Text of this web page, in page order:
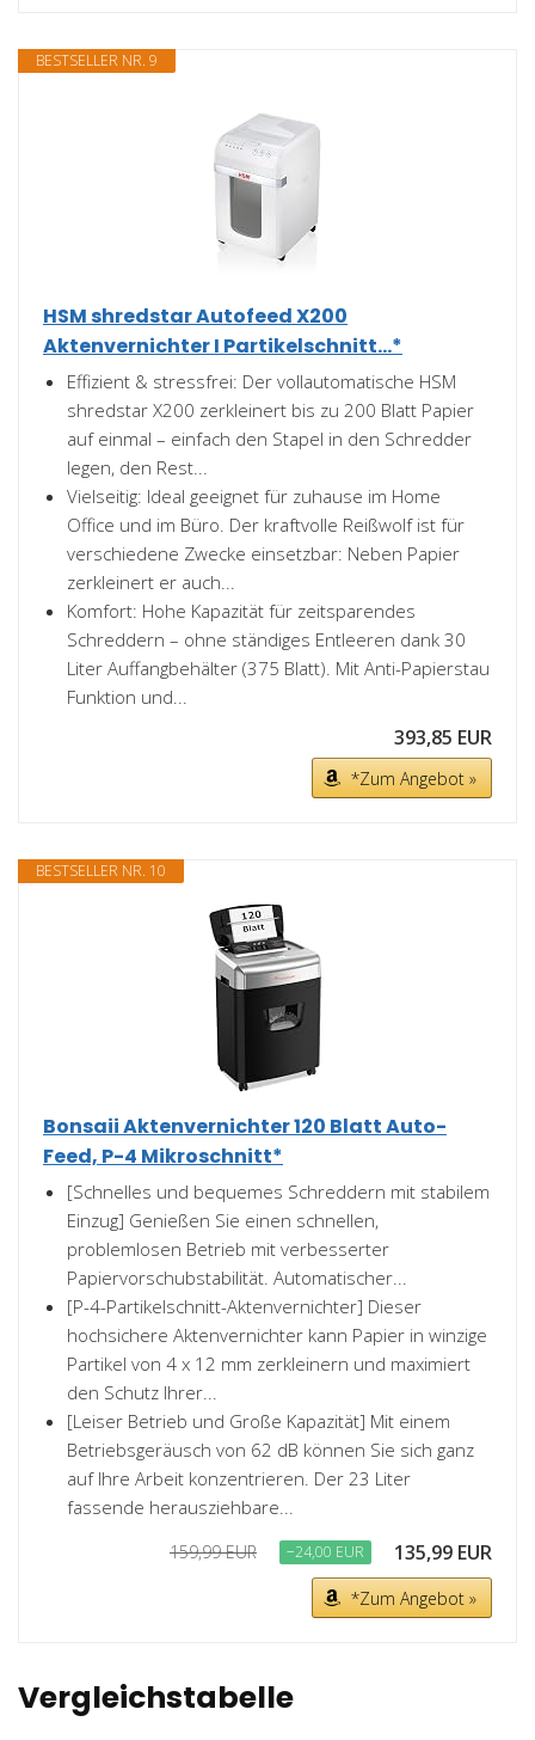
BESTSELLER NR. 9
HSM shredstar Autofeed X200
Aktenvernichter I Partikelschnitt...*
Effizient & stressfrei: Der vollautomatische HSM
shredstar X200 zerkleinert bis zu 200 Blatt Papier
auf einmal – einfach den Stapel in den Schredder
legen, den Rest...
Vielseitig: Ideal geeignet für zuhause im Home
Office und im Büro. Der kraftvolle Reißwolf ist für
verschiedene Zwecke einsetzbar: Neben Papier
zerkleinert er auch...
Komfort: Hohe Kapazität für zeitsparendes
Schreddern – ohne ständiges Entleeren dank 30
Liter Auffangbehälter (375 Blatt). Mit Anti-Papierstau
Funktion und...
393,85 EUR
*Zum Angebot »
BESTSELLER NR. 10
Bonsaii Aktenvernichter 120 Blatt Auto-
Feed, P-4 Mikroschnitt*
[Schnelles und bequemes Schreddern mit stabilem
Einzug] Genießen Sie einen schnellen,
problemlosen Betrieb mit verbesserter
Papiervorschubstabilität. Automatischer...
[P-4-Partikelschnitt-Aktenvernichter] Dieser
hochsichere Aktenvernichter kann Papier in winzige
Partikel von 4 x 12 mm zerkleinern und maximiert
den Schutz Ihrer...
[Leiser Betrieb und Große Kapazität] Mit einem
Betriebsgeräusch von 62 dB können Sie sich ganz
auf Ihre Arbeit konzentrieren. Der 23 Liter
fassende herausziehbare...
159,99 EUR −24,00 EUR 135,99 EUR
*Zum Angebot »
Vergleichstabelle